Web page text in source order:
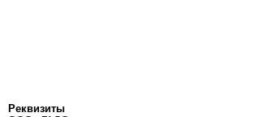
Реквизиты